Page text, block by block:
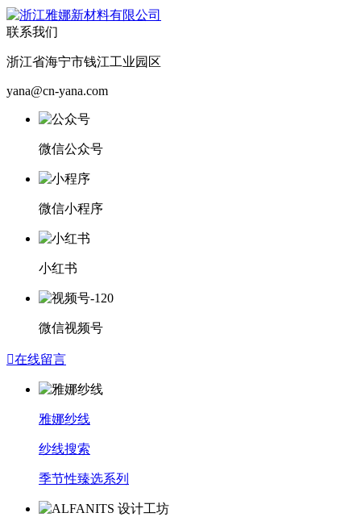
联系我们
浙江省海宁市钱江工业园区
yana@cn-yana.com
微信公众号
微信小程序
小红书
微信视频号
在线留言
雅娜纱线
纱线搜索
季节性臻选系列